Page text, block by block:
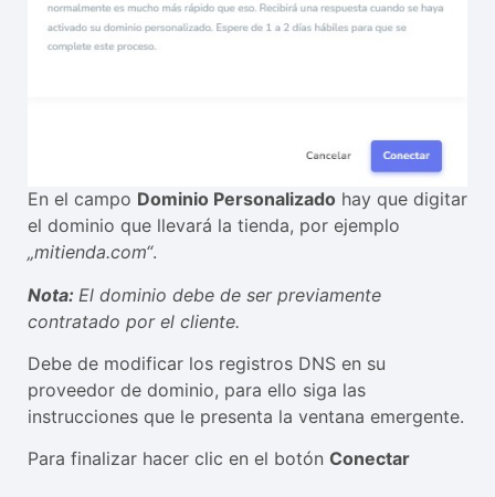
En el campo Dominio Personalizado hay que digitar
el dominio que llevará la tienda, por ejemplo
„mitienda.com“.
Nota: El dominio debe de ser previamente
contratado por el cliente.
Debe de modificar los registros DNS en su
proveedor de dominio, para ello siga las
instrucciones que le presenta la ventana emergente.
Para finalizar hacer clic en el botón Conectar